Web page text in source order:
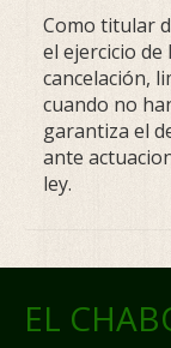
Como titular
el ejercicio de
cancelación,
cuando no
garantiza el
ante
ley.
EL